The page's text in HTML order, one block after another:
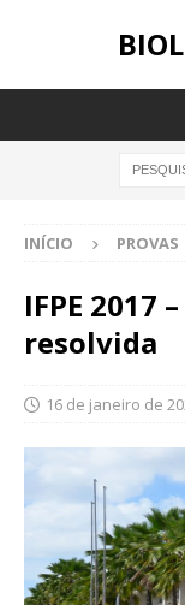
INÍCIO PROVAS
IFPE 2017
resolvida
16 de janeiro de